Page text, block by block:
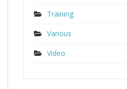
Training
Various
Video